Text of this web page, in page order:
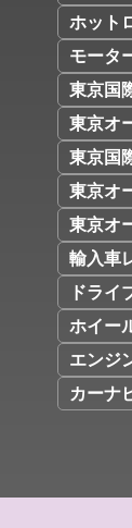
ホット
モータ
東京国
東京オ
東京国
東京オ
東京オ
輸入車
ドライ
ホイー
エンジ
カーナ